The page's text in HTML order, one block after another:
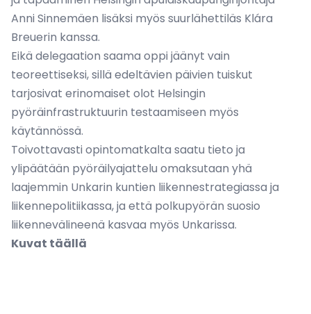
Anni Sinnemäen lisäksi myös suurlähettiläs Klára
Breuerin kanssa.
Eikä delegaation saama oppi jäänyt vain
teoreettiseksi, sillä edeltävien päivien tuiskut
tarjosivat erinomaiset olot Helsingin
pyöräinfrastruktuurin testaamiseen myös
käytännössä.
Toivottavasti opintomatkalta saatu tieto ja
ylipäätään pyöräilyajattelu omaksutaan yhä
laajemmin Unkarin kuntien liikennestrategiassa ja
liikennepolitiikassa, ja että polkupyörän suosio
liikennevälineenä kasvaa myös Unkarissa.
Kuvat täällä